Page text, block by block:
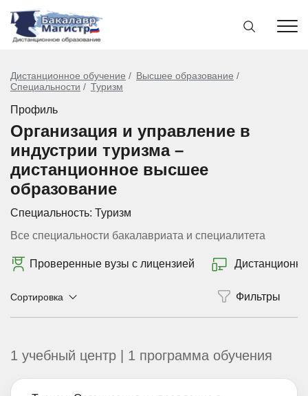
Дистанционное обучение
Высшее образование
Специальности
Туризм
Профиль
Организация и управление в
индустрии туризма –
дистанционное высшее
образование
Специальность: Туризм
Все специальности бакалавриата и специалитета
Проверенные вузы с лицензией Дистанционно
Сортировка
1 учебный центр | 1 программа обучения